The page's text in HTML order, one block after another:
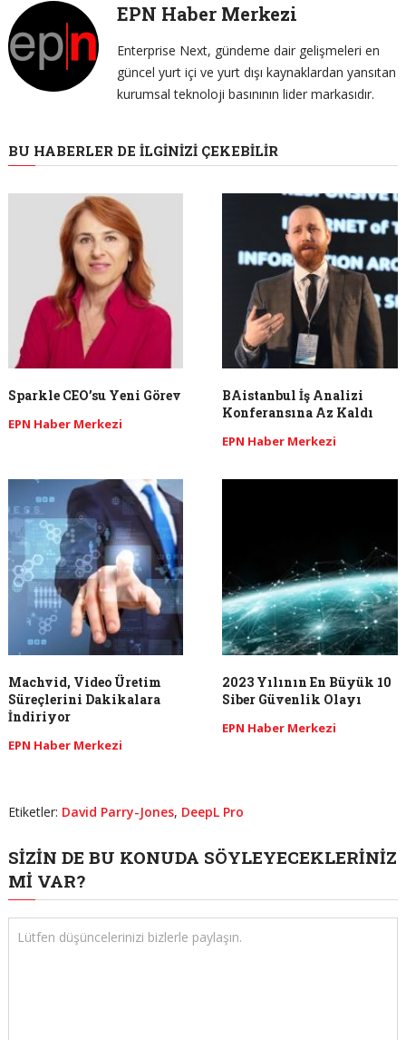
EPN Haber Merkezi
Enterprise Next, gündeme dair gelişmeleri en
güncel yurt içi ve yurt dışı kaynaklardan yansıtan
kurumsal teknoloji basınının lider markasıdır.
BU HABERLER DE İLGINIZI ÇEKEBILIR
Sparkle CEO’su Yeni Görev
EPN Haber Merkezi
BAistanbul İş Analizi
Konferansına Az Kaldı
EPN Haber Merkezi
Machvid, Video Üretim
Süreçlerini Dakikalara
İndiriyor
EPN Haber Merkezi
2023 Yılının En Büyük 10
Siber Güvenlik Olayı
EPN Haber Merkezi
Etiketler: David Parry-Jones, DeepL Pro
SIZIN DE BU KONUDA SÖYLEYECEKLERINIZ
MI VAR?